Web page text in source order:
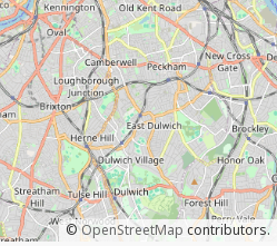
©OpenStreetMap contributors.